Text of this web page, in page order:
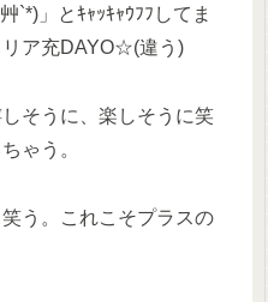
`*)」とｷｬｯｷｬｳﾌﾌしてま
ア充DAYO☆(違う)
そうに、楽しそうに笑
ゃう。
う。これこそプラスの